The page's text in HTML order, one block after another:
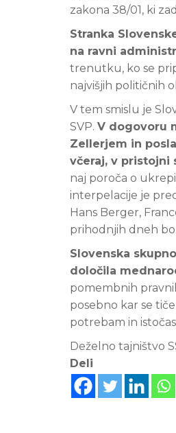
zakona 38/01, ki
Stranka
na ravni
trenutku, ko se
najvišjih političnih
V tem smislu je
SVP. V dogovoru
Zellerjem in
včeraj, v pristojni
naj poroča o
interpelacije je
Hans Berger,
prihodnjih dneh
Slovenska
določila
pomembnih
posebno kar se
potrebam in
Deželno tajništvo
Deli